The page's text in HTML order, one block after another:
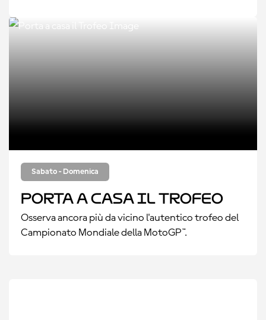
Sabato - Domenica
Porta a casa il Trofeo
Osserva ancora più da vicino l'autentico trofeo del
Campionato Mondiale della MotoGP™.